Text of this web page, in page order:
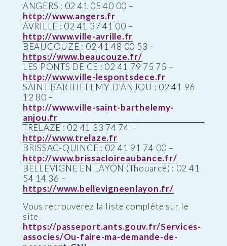
ANGERS : 02 41 05 40 00 –
http://www.angers.fr
AVRILLE : 02 41 37 41 00 –
http://www.ville-avrille.fr
BEAUCOUZE : 02 41 48 00 53 –
https://www.beaucouze.fr/
LES PONTS DE CE : 02 41 79 75 75 –
http://www.ville-lespontsdece.fr
SAINT BARTHELEMY D’ANJOU : 02 41 96
12 80 –
http://www.ville-saint-barthelemy-
anjou.fr
TRELAZE : 02 41 33 74 74 –
http://www.trelaze.fr
BRISSAC-QUINCE : 02 41 91 74 00 –
http://www.brissacloireaubance.fr/
BELLEVIGNE EN LAYON (Thouarcé) : 02 41
54 14 36 –
https://www.bellevigneenlayon.fr/
Vous retrouverez la liste complète sur le
site
https://passeport.ants.gouv.fr/Services-
associes/Ou-faire-ma-demande-de-